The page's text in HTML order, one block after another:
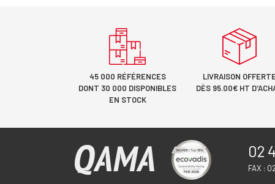
45 000 RÉFÉRENCES
DONT 30 000 DISPONIBLES
EN STOCK
LIVRAISON
DÈS 95.00€ HT
02
FAX :